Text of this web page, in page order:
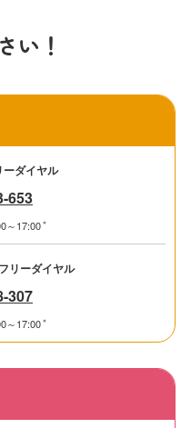
い！
ダイヤル
653
～17:00＊
リーダイヤル
307
～17:00＊